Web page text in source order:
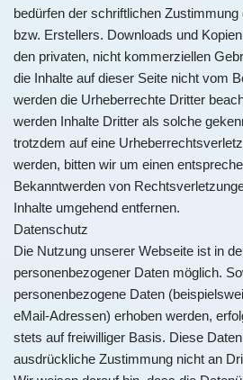
bedürfen der schriftlichen Zustimmung
bzw. Erstellers. Downloads und
den privaten, nicht kommerziellen
die Inhalte auf dieser Seite nicht vom
werden die Urheberrechte Dritter
werden Inhalte Dritter als solche
trotzdem auf eine
werden, bitten wir um einen
Bekanntwerden von
Inhalte umgehend entfernen.
Datenschutz
Die Nutzung unserer Webseite ist in
personenbezogener Daten möglich.
personenbezogene Daten
eMail-Adressen) erhoben werden,
stets auf freiwilliger Basis. Diese
ausdrückliche Zustimmung nicht an